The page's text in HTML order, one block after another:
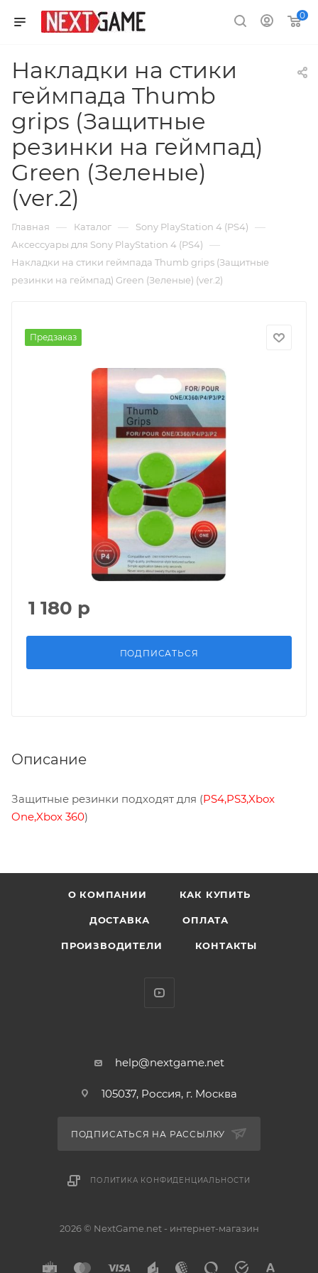
0
Накладки на стики
геймпада Thumb
grips (Защитные
резинки на геймпад)
Green (Зеленые)
(ver.2)
Главная — Каталог — Sony PlayStation 4 (PS4) —
Аксессуары для Sony PlayStation 4 (PS4) —
Накладки на стики геймпада Thumb grips (Защитные
резинки на геймпад) Green (Зеленые) (ver.2)
Предзаказ
1 180 р
ПОДПИСАТЬСЯ
Описание
Защитные резинки подходят для (PS4,PS3,Xbox
One,Xbox 360)
О КОМПАНИИ КАК КУПИТЬ
ДОСТАВКА ОПЛАТА
ПРОИЗВОДИТЕЛИ КОНТАКТЫ
help@nextgame.net
105037, Россия, г. Москва
ПОДПИСАТЬСЯ НА РАССЫЛКУ
ПОЛИТИКА КОНФИДЕНЦИАЛЬНОСТИ
2026 © NextGame.net - интернет-магазин